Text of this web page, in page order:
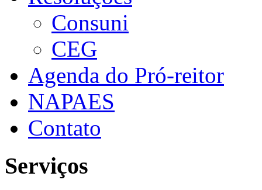
Consuni
CEG
Agenda do Pró-reitor
NAPAES
Contato
Serviços